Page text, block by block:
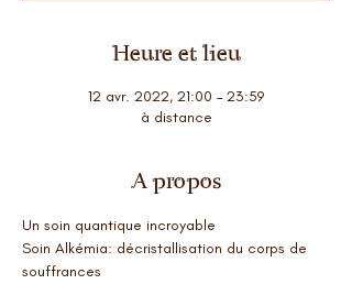
Heure et lieu
12 avr. 2022, 21:00 – 23:59
à distance
A propos
Un soin quantique incroyable
Soin Alkémia: décristallisation du corps de
souffrances